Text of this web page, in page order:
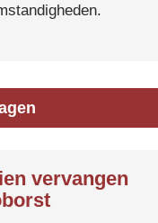
vervangen